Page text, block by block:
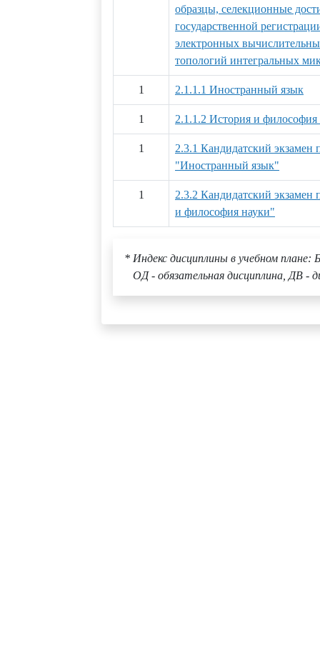
образцы, селекционные
государственной
электронных
топологий интегральных
1 2.1.1.1 Иностранный язык
1 2.1.1.2 История и философия
1
2.3.1 Кандидатский экзамен
"Иностранный язык"
1
2.3.2 Кандидатский
и философия науки"
* Индекс дисциплины в учебном плане:
ОД - обязательная дисциплина, ДВ -